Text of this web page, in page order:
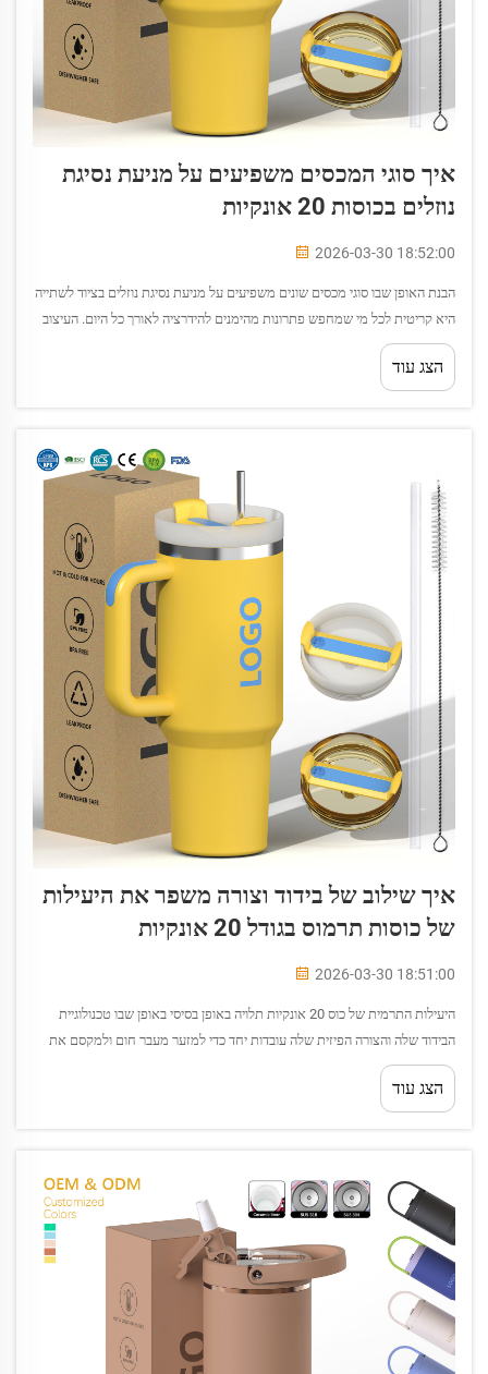
איך סוגי המכסים משפיעים על מניעת נסיגת
נוזלים בכוסות 20 אונקיות
2026-03-30 18:52:00
הבנת האופן שבו סוגי מכסים שונים משפיעים על מניעת נסיגת נוזלים בציוד לשתייה
היא קריטית לכל מי שמחפש פתרונות מהימנים להידרציה לאורך כל היום. העיצוב
תשמור על...
הצג עוד
איך שילוב של בידוד וצורה משפר את היעילות
של כוסות תרמוס בגודל 20 אונקיות
2026-03-30 18:51:00
היעילות התרמית של כוס 20 אונקיות תלויה באופן בסיסי באופן שבו טכנולוגיית
הבידוד שלה והצורה הפיזית שלה עובדות יחד כדי למזער מעבר חום ולמקסם את
שימור הטמפרטורה של המשקה. הבנת הסינרגיה הזו בין רכיבי העיצוב...
הצג עוד